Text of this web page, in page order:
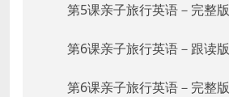
第5课亲子旅行英语－完整版
第6课亲子旅行英语－跟读版
第6课亲子旅行英语－完整版